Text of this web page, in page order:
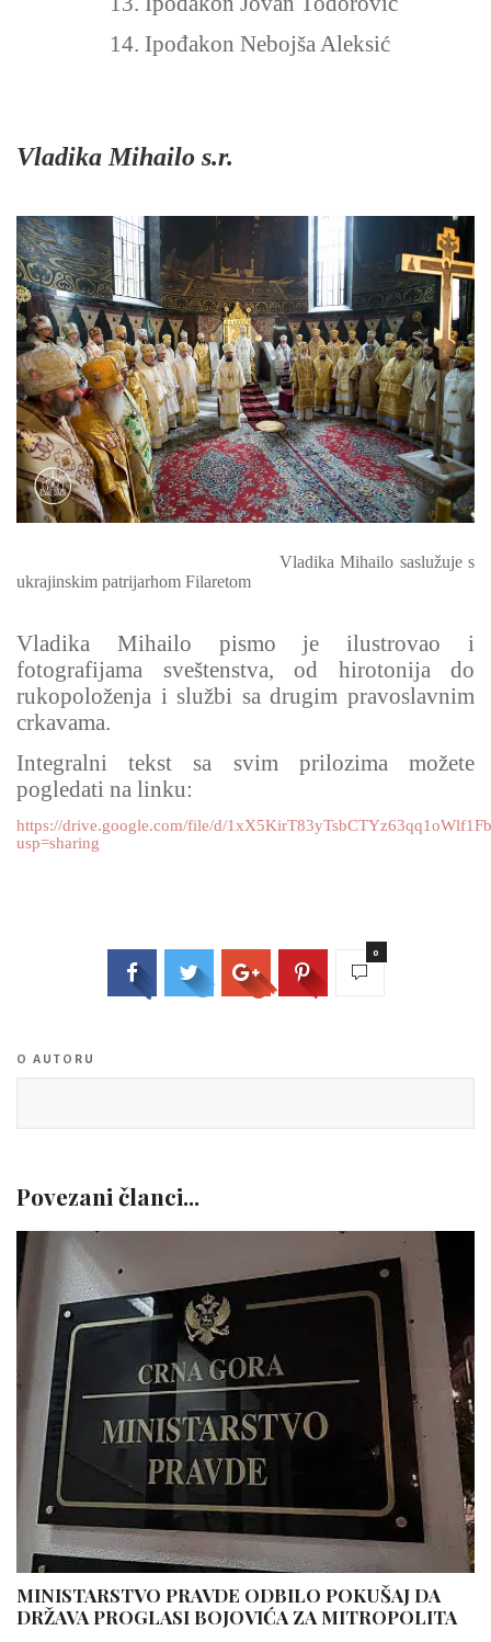
14. Ipođakon Nebojša Aleksić
Vladika Mihailo s.r.
Vladika Mihailo saslužuje s
ukrajinskim patrijarhom Filaretom
Vladika Mihailo pismo je ilustrovao i
fotografijama sveštenstva, od hirotonija do
rukopoloženja i službi sa drugim pravoslavnim
crkavama.
Integralni tekst sa svim prilozima možete
pogledati na linku:
https://drive.google.com/file/d/
usp=sharing
0
O AUTORU
Povezani članci...
MINISTARSTVO PRAVDE ODBILO POKUŠAJ DA
DRŽAVA PROGLASI BOJOVIĆA ZA MITROPOLITA